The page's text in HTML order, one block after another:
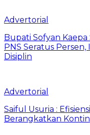
Advertorial
Bupati Sofyan Kaepa
PNS Seratus Persen,
Disiplin
Advertorial
Saiful Usuria :
Berangkatkan